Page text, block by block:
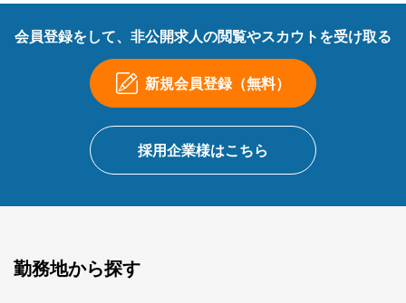
会員登録をして、非公開求人の閲覧やスカウトを受け取る
新規会員登録（無料）
採用企業様はこちら
勤務地から探す